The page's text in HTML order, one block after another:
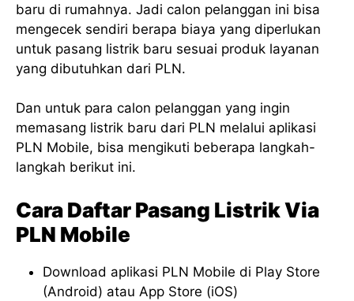
baru di rumahnya. Jadi calon pelanggan ini bisa
mengecek sendiri berapa biaya yang diperlukan
untuk pasang listrik baru sesuai produk layanan
yang dibutuhkan dari PLN.
Dan untuk para calon pelanggan yang ingin
memasang listrik baru dari PLN melalui aplikasi
PLN Mobile, bisa mengikuti beberapa langkah-
langkah berikut ini.
Cara Daftar Pasang Listrik Via
PLN Mobile
Download aplikasi PLN Mobile di Play Store
(Android) atau App Store (iOS)